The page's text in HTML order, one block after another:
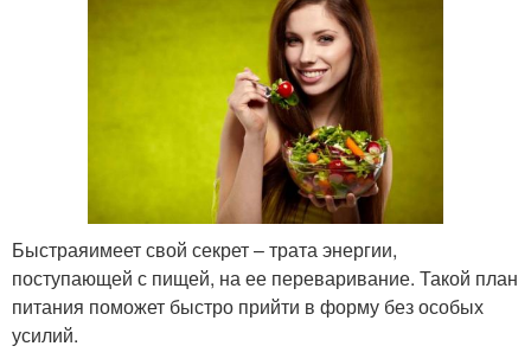
Быстраяимеет свой секрет – трата энергии,
поступающей с пищей, на ее переваривание. Такой план
питания поможет быстро прийти в форму без особых
усилий.